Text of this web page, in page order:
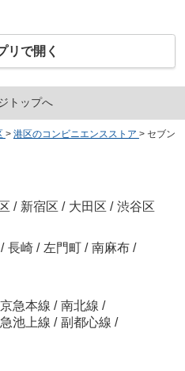
リで開く
トップへ
> 港区のコンビニエンスストア > セブン
/ 新宿区 / 大田区 / 渋谷区
/ 長崎 / 左門町 / 南麻布 /
京急本線 / 南北線 /
池上線 / 副都心線 /